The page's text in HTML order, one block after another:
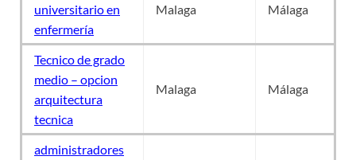
universitario en
enfermería
Malaga Málaga
Tecnico de grado
medio – opcion
arquitectura
tecnica
Malaga Málaga
administradores